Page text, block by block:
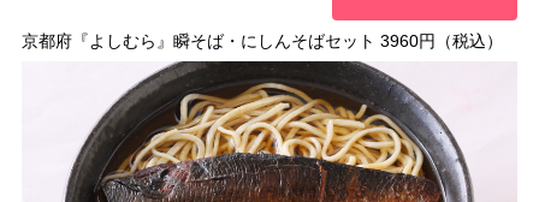
京都府『よしむら』瞬そば・にしんそばセット 3960円（税込）